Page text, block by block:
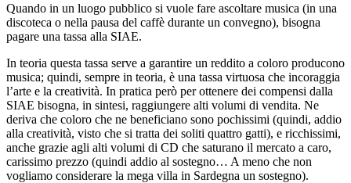
Quando in un luogo pubblico si vuole fare ascoltare musica (in una
discoteca o nella pausa del caffè durante un convegno), bisogna
pagare una tassa alla SIAE.
In teoria questa tassa serve a garantire un reddito a coloro producono
musica; quindi, sempre in teoria, è una tassa virtuosa che incoraggia
l’arte e la creatività. In pratica però per ottenere dei compensi dalla
SIAE bisogna, in sintesi, raggiungere alti volumi di vendita. Ne
deriva che coloro che ne beneficiano sono pochissimi (quindi, addio
alla creatività, visto che si tratta dei soliti quattro gatti), e ricchissimi,
anche grazie agli alti volumi di CD che saturano il mercato a caro,
carissimo prezzo (quindi addio al sostegno… A meno che non
vogliamo considerare la mega villa in Sardegna un sostegno).